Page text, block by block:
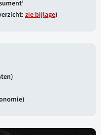
zie bijlage)